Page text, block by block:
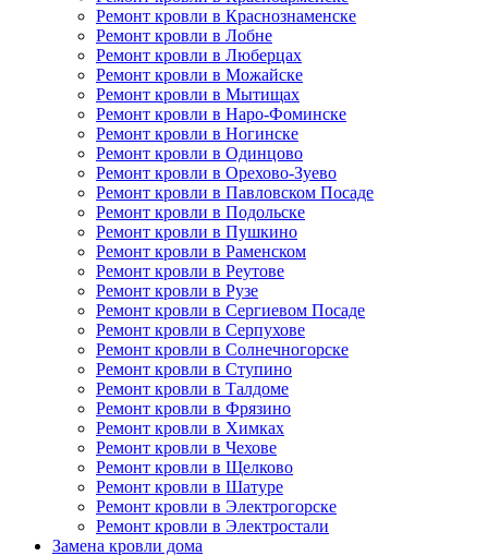
Ремонт кровли в Краснознаменске
Ремонт кровли в Лобне
Ремонт кровли в Люберцах
Ремонт кровли в Можайске
Ремонт кровли в Мытищах
Ремонт кровли в Наро-Фоминске
Ремонт кровли в Ногинске
Ремонт кровли в Одинцово
Ремонт кровли в Орехово-Зуево
Ремонт кровли в Павловском Посаде
Ремонт кровли в Подольске
Ремонт кровли в Пушкино
Ремонт кровли в Раменском
Ремонт кровли в Реутове
Ремонт кровли в Рузе
Ремонт кровли в Сергиевом Посаде
Ремонт кровли в Серпухове
Ремонт кровли в Солнечногорске
Ремонт кровли в Ступино
Ремонт кровли в Талдоме
Ремонт кровли в Фрязино
Ремонт кровли в Химках
Ремонт кровли в Чехове
Ремонт кровли в Щелково
Ремонт кровли в Шатуре
Ремонт кровли в Электрогорске
Ремонт кровли в Электростали
Замена кровли дома